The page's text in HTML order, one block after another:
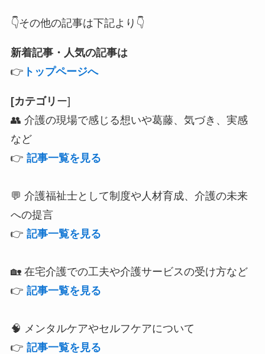
👇その他の記事は下記より👇
新着記事・人気の記事は
👉 トップページへ
[カテゴリ ー]
👥 介護の現場で感じる想いや葛藤、気づき、実感
など
👉 記事一覧を見る
💬 介護福祉士として制度や人材育成、介護の未来
への提言
👉 記事一覧を見る
🏡 在宅介護での工夫や介護サービスの受け方など
👉 記事一覧を見る
🧠 メンタルケアやセルフケアについて
👉 記事一覧を見る